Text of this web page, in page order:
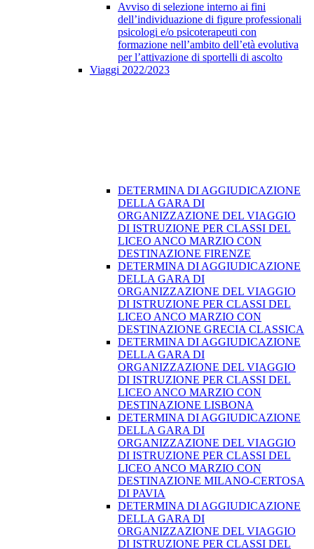
Avviso di selezione interno ai fini
dell’individuazione di figure professionali
psicologi e/o psicoterapeuti con
formazione nell’ambito dell’età evolutiva
per l’attivazione di sportelli di ascolto
Viaggi 2022/2023
DETERMINA DI AGGIUDICAZIONE
DELLA GARA DI
ORGANIZZAZIONE DEL VIAGGIO
DI ISTRUZIONE PER CLASSI DEL
LICEO ANCO MARZIO CON
DESTINAZIONE FIRENZE
DETERMINA DI AGGIUDICAZIONE
DELLA GARA DI
ORGANIZZAZIONE DEL VIAGGIO
DI ISTRUZIONE PER CLASSI DEL
LICEO ANCO MARZIO CON
DESTINAZIONE GRECIA CLASSICA
DETERMINA DI AGGIUDICAZIONE
DELLA GARA DI
ORGANIZZAZIONE DEL VIAGGIO
DI ISTRUZIONE PER CLASSI DEL
LICEO ANCO MARZIO CON
DESTINAZIONE LISBONA
DETERMINA DI AGGIUDICAZIONE
DELLA GARA DI
ORGANIZZAZIONE DEL VIAGGIO
DI ISTRUZIONE PER CLASSI DEL
LICEO ANCO MARZIO CON
DESTINAZIONE MILANO-CERTOSA
DI PAVIA
DETERMINA DI AGGIUDICAZIONE
DELLA GARA DI
ORGANIZZAZIONE DEL VIAGGIO
DI ISTRUZIONE PER CLASSI DEL